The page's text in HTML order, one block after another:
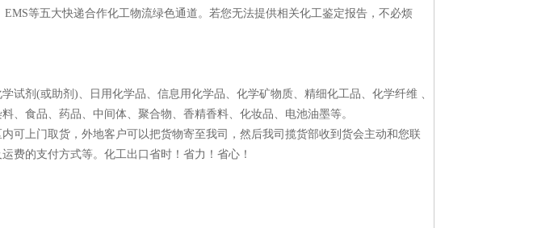
等五大快递合作化工物流绿色通道。若您无法提供相关化工鉴定报告，不必烦
剂(或助剂)、日用化学品、信息用化学品、化学矿物质、精细化工品、化学纤维 、
、食品、药品、中间体、聚合物、香精香料、化妆品、电池油墨等。
可上门取货，外地客户可以把货物寄至我司，然后我司揽货部收到货会主动和您联
费的支付方式等。化工出口省时！省力！省心！